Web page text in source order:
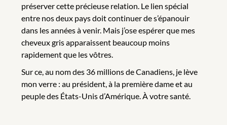
préserver cette précieuse relation. Le lien spécial
entre nos deux pays doit continuer de s’épanouir
dans les années à venir. Mais j’ose espérer que mes
cheveux gris apparaissent beaucoup moins
rapidement que les vôtres.
Sur ce, au nom des 36 millions de Canadiens, je lève
mon verre : au président, à la première dame et au
peuple des États-Unis d’Amérique. À votre santé.